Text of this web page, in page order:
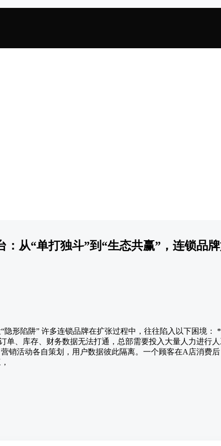
：从“单打独斗”到“生态共赢”，连锁品
隐形陷阱” 许多连锁品牌在扩张过程中，往往陷入以下困境
单、库存、财务数据无法打通，总部需要投入大量人力进行
销活动各自策划，用户数据彼此隔离。一个顾客在A店消费